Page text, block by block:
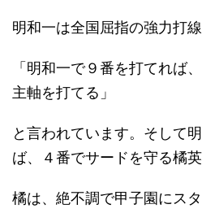
明和一は全国屈指の強力打
「明和一で９番を打てれば
主軸を打てる」
と言われています。そして
ば、４番でサードを守る橘英
橘は、絶不調で甲子園にス